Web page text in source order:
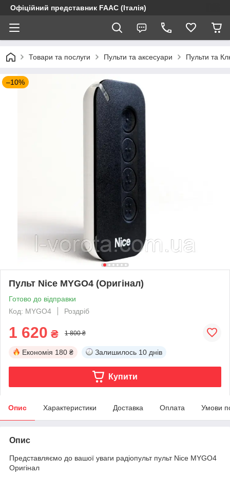
Офіційний представник FAAC (Італія)
Товари та послуги Пульти та аксесуари Пульти та
–10%
Пульт Nice MYGO4 (Оригінал)
Готово до відправки
Код: MYGO4
Роздріб
1 620 ₴ 1 800 ₴
Економія 180 ₴ Залишилось 10 днів
Купити
Опис Характеристики Доставка Оплата Умови
Опис
Представляємо до вашої уваги радіопульт пульт Nice MYGO4
Оригінал